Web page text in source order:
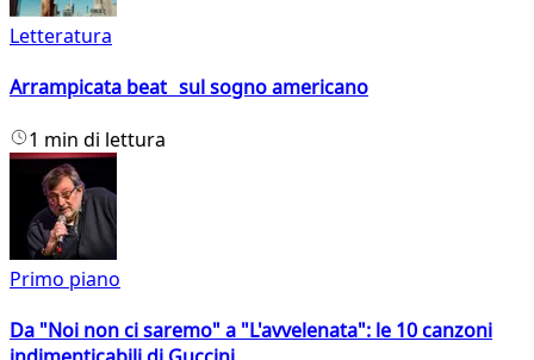
Letteratura
Arrampicata beat sul sogno americano
1 min di lettura
Primo piano
Da "Noi non ci saremo" a "L'avvelenata": le 10 canzoni